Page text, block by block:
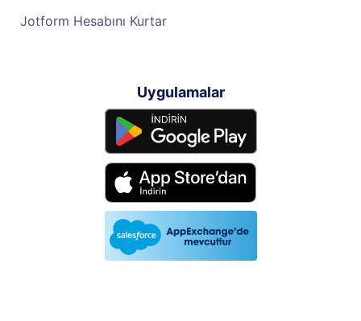
Jotform Hesabını Kurtar
Uygulamalar